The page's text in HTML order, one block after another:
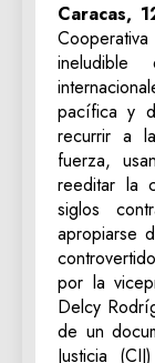
Caracas,
pacífica y
recurrir a
fuerza,
reeditar la
siglos
apropiarse
por la
Delcy
de un
Justicia